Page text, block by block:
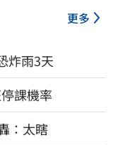
更多
炸雨3天
課機率
：太瞎